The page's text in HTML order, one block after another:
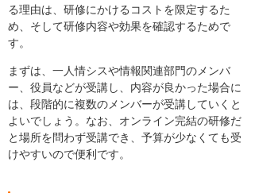
る理由は、研修にかけるコストを限定するた
め、そして研修内容や効果を確認するためで
す。
まずは、一人情シスや情報関連部門のメンバ
ー、役員などが受講し、内容が良かった場合に
は、段階的に複数のメンバーが受講していくと
よいでしょう。なお、オンライン完結の研修だ
と場所を問わず受講でき、予算が少なくても受
けやすいので便利です。